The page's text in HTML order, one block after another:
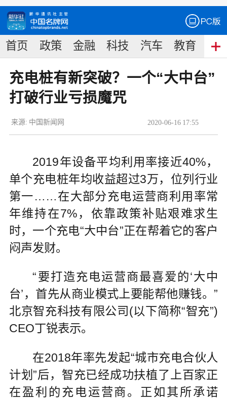
首页 政策 金融 科技 汽车 教育 食
充电桩有新突破？一个“大中台”
打破行业亏损魔咒
2020-06-16 17:55
来源: 中国新闻网
2019年设备平均利用率接近40%，
单个充电桩年均收益超过3万，位列行业
第一……在大部分充电运营商利用率常
年维持在7%，依靠政策补贴艰难求生
时，一个充电“大中台”正在帮着它的客户
闷声发财。
“要打造充电运营商最喜爱的‘大中
台’，首先从商业模式上要能帮他赚钱。”
北京智充科技有限公司(以下简称“智充”)
CEO丁锐表示。
在2018年率先发起“城市充电合伙人
计划”后，智充已经成功扶植了上百家正
在盈利的充电运营商。正如其所承诺